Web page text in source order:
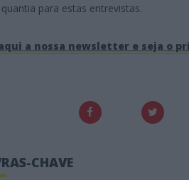
para estas entrevistas.
a nossa newsletter e seja o
CHAVE